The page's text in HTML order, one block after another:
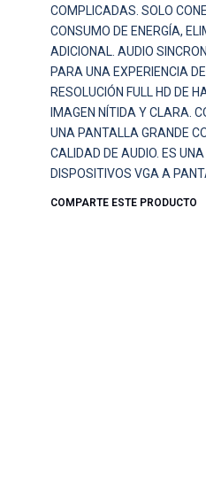
COMPLICADAS. SOLO
CONSUMO DE ENERGÍA,
ADICIONAL. AUDIO
PARA UNA EXPERIENCIA
RESOLUCIÓN FULL HD DE
IMAGEN NÍTIDA Y CLARA.
UNA PANTALLA GRANDE
CALIDAD DE AUDIO. ES
DISPOSITIVOS VGA A
COMPARTE ESTE PRODUCTO